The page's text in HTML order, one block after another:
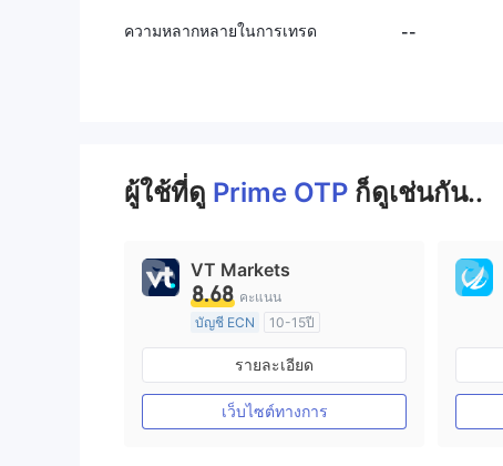
ความหลากหลายในการเทรด --
ผู้ใช้ที่ดู Prime OTP ก็ดูเช่นกัน..
VT Markets
8.68 คะแนน
บัญชี ECN
10-15ปี
การกำกับดูแล ออสเตรเลีย
ใบอนุญาต MT4 แบบเต็ม
รายละเอียด
เว็บไซต์ทางการ